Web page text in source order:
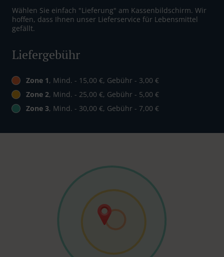
Wählen Sie einfach "Lieferung" am Kassenbildschirm. Wir
hoffen, dass Ihnen unser Lieferservice für Lebensmittel
gefällt.
Liefergebühr
Zone 1, Mind. - 15,00 €, Gebühr - 3,00 €
Zone 2, Mind. - 25,00 €, Gebühr - 5,00 €
Zone 3, Mind. - 30,00 €, Gebühr - 7,00 €